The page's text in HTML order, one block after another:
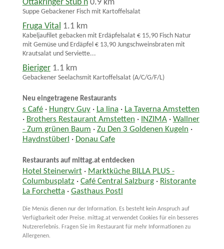
Ottakringer Stub'n 0.9 km
Suppe Gebackener Fisch mit Kartoffelsalat
Fruga Vital 1.1 km
Kabeljaufilet gebacken mit Erdäpfelsalat € 15,90 Fisch Natur
mit Gemüse und Erdäpfel € 13,90 Jungschweinsbraten mit
Krautsalat und Serviette...
Bieriger 1.1 km
Gebackener Seelachsmit Kartoffelsalat (A/C/G/F/L)
Neu eingetragene Restaurants
s Café· Hungry Guy· La lina · La Taverna Amstetten
· Brothers Restaurant Amstetten · INZIMA· Wallner
- Zum grünen Baum · Zu Den 3 Goldenen Kugeln ·
Haydnstüberl · Donau Cafe
Restaurants auf mittag.at entdecken
Hotel Steinerwirt· Marktküche BILLA PLUS -
Columbusplatz· Café Central Salzburg· Ristorante
La Forchetta · Gasthaus Postl
Die Menüs dienen nur der Information. Es besteht kein Anspruch auf
Verfügbarkeit oder Preise. mittag.at verwendet Cookies für ein besseres
Nutzererlebnis. Fragen Sie im Restaurant für mehr Informationen zu
Allergenen.